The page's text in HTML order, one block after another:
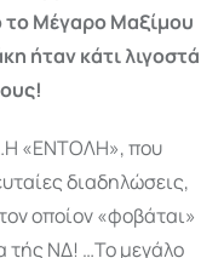
το Μέγαρο Μαξίμου
ήταν κάτι λιγοστά
«ΕΝΤΟΛΗ», που
διαδηλώσεις,
οποίον «φοβάται»
τής ΝΔ! …Το μεγάλο